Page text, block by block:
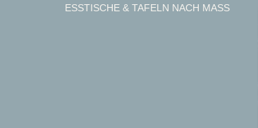
ESSTISCHE & TAFELN NACH MASS